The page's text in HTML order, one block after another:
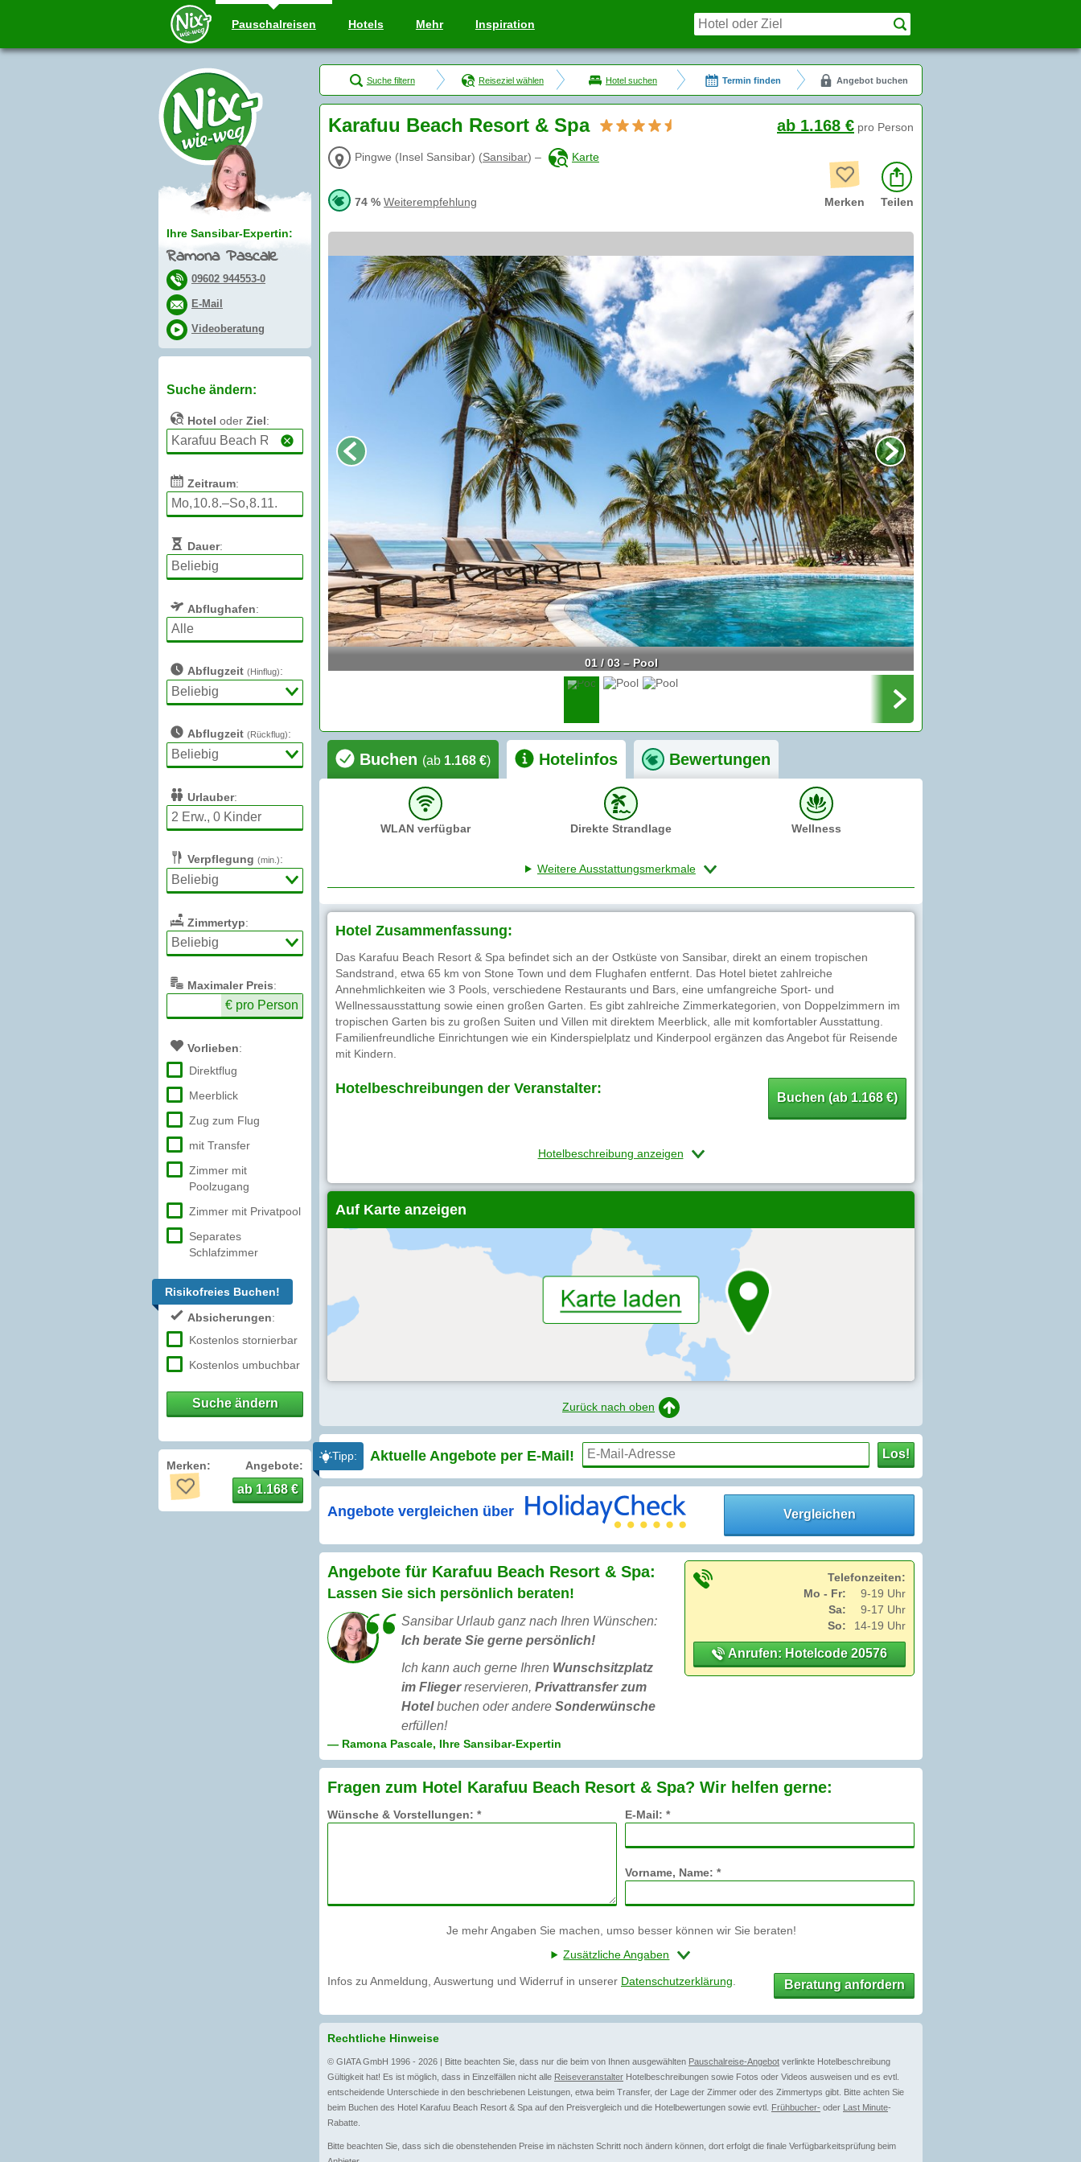
Pauschalreisen Hotels Mehr Inspiration
Ihre Sansibar-Expertin:
Ramona Pascale
09602 944553-0
E-Mail
Videoberatung
Suche ändern:
Hotel oder Ziel:
Zeitraum:
Dauer:
Abflughafen:
Abflugzeit (Hinflug):
Abflugzeit (Rückflug):
Urlauber:
Verpflegung (min.):
Zimmertyp:
Maximaler Preis:
€ pro Person
Vorlieben:
Direktflug
Meerblick
Zug zum Flug
mit Transfer
Zimmer mit
Poolzugang
Zimmer mit Privatpool
Separates
Schlafzimmer
Risikofreies Buchen!
Absicherungen:
Kostenlos stornierbar
Kostenlos umbuchbar
Suche ändern
Merken: Angebote:
ab 1.168 €
Suche filtern Reiseziel wählen Hotel suchen Termin finden Angebot buchen
Karafuu Beach Resort & Spa
Pingwe (Insel Sansibar) (Sansibar) – Karte
74 % Weiterempfehlung
ab 1.168 € pro Person
Merken Teilen
01 / 03 – Pool
Buchen (ab 1.168 €) Hotelinfos Bewertungen
WLAN verfügbar Direkte Strandlage Wellness
Weitere Ausstattungsmerkmale
Hotel Zusammenfassung:
Das Karafuu Beach Resort & Spa befindet sich an der Ostküste von Sansibar, direkt an einem tropischen
Sandstrand, etwa 65 km von Stone Town und dem Flughafen entfernt. Das Hotel bietet zahlreiche
Annehmlichkeiten wie 3 Pools, verschiedene Restaurants und Bars, eine umfangreiche Sport- und
Wellnessausstattung sowie einen großen Garten. Es gibt zahlreiche Zimmerkategorien, von Doppelzimmern im
tropischen Garten bis zu großen Suiten und Villen mit direktem Meerblick, alle mit komfortabler Ausstattung.
Familienfreundliche Einrichtungen wie ein Kinderspielplatz und Kinderpool ergänzen das Angebot für Reisende
mit Kindern.
Hotelbeschreibungen der Veranstalter:
Buchen (ab 1.168 €)
Hotelbeschreibung anzeigen
Auf Karte anzeigen
Zurück nach oben
Tipp: Aktuelle Angebote per E-Mail! Los!
Angebote vergleichen über Vergleichen
Angebote für Karafuu Beach Resort & Spa:
Lassen Sie sich persönlich beraten!
Sansibar Urlaub ganz nach Ihren Wünschen:
Ich berate Sie gerne persönlich!
Ich kann auch gerne Ihren Wunschsitzplatz
im Fliegerreservieren, Privattransfer zum
Hotelbuchen oder andere Sonderwünsche
erfüllen!
— Ramona Pascale, Ihre Sansibar-Expertin
Telefonzeiten:
Mo - Fr:
9-19 Uhr
Sa:
9-17 Uhr
So:
14-19 Uhr
Anrufen: Hotelcode 20576
Fragen zum Hotel Karafuu Beach Resort & Spa? Wir helfen gerne:
Wünsche & Vorstellungen: * E-Mail: *
Vorname, Name: *
Je mehr Angaben Sie machen, umso besser können wir Sie beraten!
Zusätzliche Angaben
Infos zu Anmeldung, Auswertung und Widerruf in unserer Datenschutzerklärung Beratung anfordern
Rechtliche Hinweise
© GIATA GmbH 1996 - 2026 | Bitte beachten Sie, dass nur die beim von Ihnen ausgewählten Pauschalreise-Angebot verlinkte Hotelbeschreibung
Gültigkeit hat! Es ist möglich, dass in Einzelfällen nicht alle Reiseveranstalter Hotelbeschreibungen sowie Fotos oder Videos ausweisen und es evtl.
entscheidende Unterschiede in den beschriebenen Leistungen, etwa beim Transfer, der Lage der Zimmer oder des Zimmertyps gibt. Bitte achten Sie
beim Buchen des Hotel Karafuu Beach Resort & Spa auf den Preisvergleich und die Hotelbewertungen sowie evtl. Frühbucher- oder Last Minute-
Rabatte.
Bitte beachten Sie, dass sich die obenstehenden Preise im nächsten Schritt noch ändern können, dort erfolgt die finale Verfügbarkeitsprüfung beim